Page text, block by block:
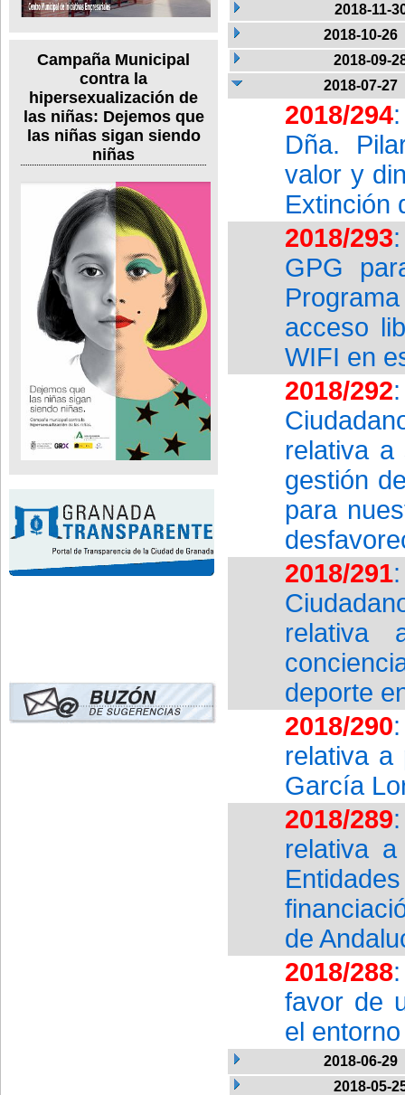
Campaña Municipal
contra la
hipersexualización de
las niñas: Dejemos que
las niñas sigan siendo
niñas
2018-11-
2018-10-26
2018-09-
2018-07-27
2018/294
Dña.
valor y
Extinción
2018/293
GPG
acceso
WIFI en
2018/292
relativa a
gestión
para
2018/291
relativa
deporte
2018/290
relativa a
García
2018/289
relativa
de
2018/288
favor de
el
2018-06-29
2018-05-